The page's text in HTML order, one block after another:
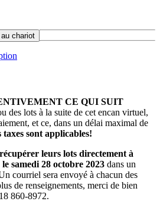
chariot
CE QUI SUIT
des lots à la suite de cet encan virtuel,
et ce, dans un délai maximal de
sont applicables!
récupérer leurs lots directement à
samedi 28 octobre 2023 dans un
courriel sera envoyé à chacun des
de renseignements, merci de bien
860-8972.